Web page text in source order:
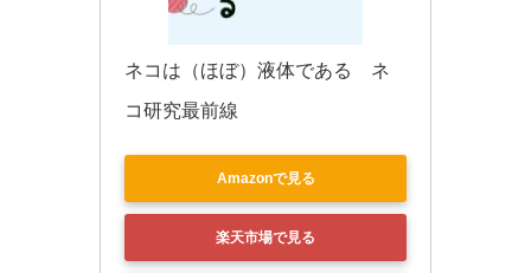
ネコは（ほぼ）液体である　ネ
コ研究最前線
Amazonで見る
楽天市場で見る